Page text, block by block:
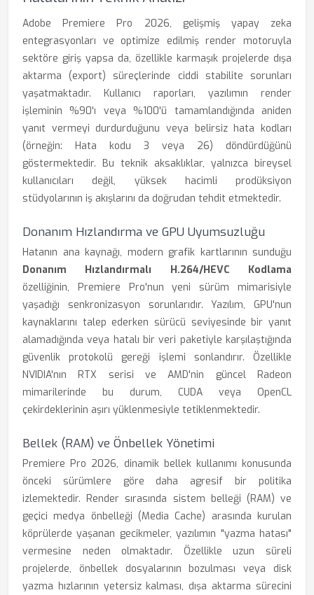
Adobe Premiere Pro 2026, gelişmiş yapay zeka
entegrasyonları ve optimize edilmiş render motoruyla
sektöre giriş yapsa da, özellikle karmaşık projelerde dışa
aktarma (export) süreçlerinde ciddi stabilite sorunları
yaşatmaktadır. Kullanıcı raporları, yazılımın render
işleminin %90'ı veya %100'ü tamamlandığında aniden
yanıt vermeyi durdurduğunu veya belirsiz hata kodları
(örneğin: Hata kodu 3 veya 26) döndürdüğünü
göstermektedir. Bu teknik aksaklıklar, yalnızca bireysel
kullanıcıları değil, yüksek hacimli prodüksiyon
stüdyolarının iş akışlarını da doğrudan tehdit etmektedir.
Donanım Hızlandırma ve GPU Uyumsuzluğu
Hatanın ana kaynağı, modern grafik kartlarının sunduğu
Donanım Hızlandırmalı H.264/HEVC Kodlama
özelliğinin, Premiere Pro'nun yeni sürüm mimarisiyle
yaşadığı senkronizasyon sorunlarıdır. Yazılım, GPU'nun
kaynaklarını talep ederken sürücü seviyesinde bir yanıt
alamadığında veya hatalı bir veri paketiyle karşılaştığında
güvenlik protokolü gereği işlemi sonlandırır. Özellikle
NVIDIA'nın RTX serisi ve AMD'nin güncel Radeon
mimarilerinde bu durum, CUDA veya OpenCL
çekirdeklerinin aşırı yüklenmesiyle tetiklenmektedir.
Bellek (RAM) ve Önbellek Yönetimi
Premiere Pro 2026, dinamik bellek kullanımı konusunda
önceki sürümlere göre daha agresif bir politika
izlemektedir. Render sırasında sistem belleği (RAM) ve
geçici medya önbelleği (Media Cache) arasında kurulan
köprülerde yaşanan gecikmeler, yazılımın "yazma hatası"
vermesine neden olmaktadır. Özellikle uzun süreli
projelerde, önbellek dosyalarının bozulması veya disk
yazma hızlarının yetersiz kalması, dışa aktarma sürecini